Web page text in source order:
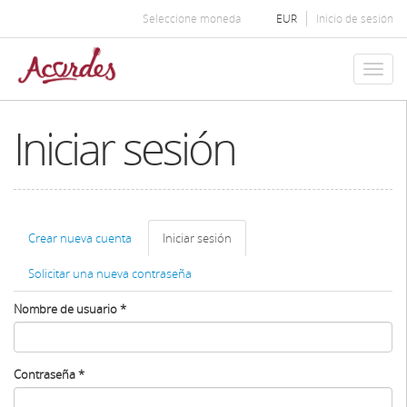
contenido
principal
Inicio de sesión
Seleccione moneda EUR
Toggle
Iniciar sesión
Solapas
principales
Crear nueva cuenta Iniciar sesión
activa)
Solicitar una nueva contraseña
Nombre de usuario*
Contraseña*